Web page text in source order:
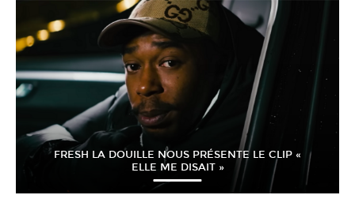
FRESH LA DOUILLE NOUS PRÉSENTE LE CLIP «
ELLE ME DISAIT »